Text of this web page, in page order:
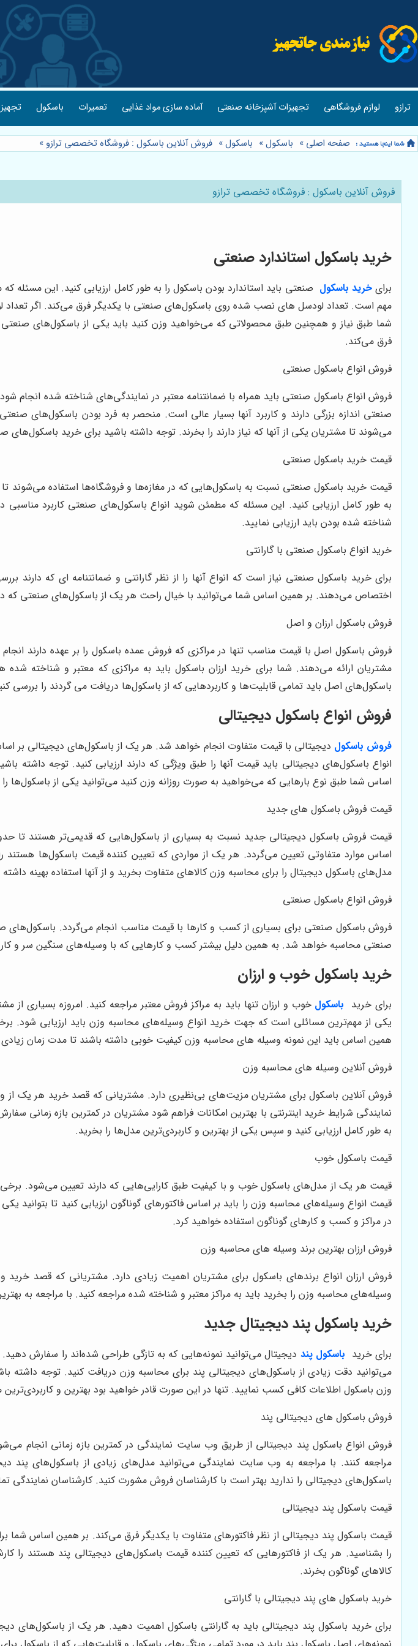
ترازو لوازم فروشگاهی تجهیزات آشپزخانه صنعتی آماده سازی مواد غذایی تعمیرات باسکول
صفحه اصلی » باسکول» باسکول» فروش آنلاین باسکول : فروشگاه تخصصی ترازو »
فروش آنلاین باسکول : فروشگاه تخصصی ترازو
خرید باسکول استاندارد صنعتی
برای خرید باسکول صنعتی باید استاندارد بودن باسکول را به طور کامل ارزیابی کنید. این
مهم است. تعداد لودسل ‌های نصب شده روی باسکول‌های صنعتی با یکدیگر فرق می‌کند. اگر تعداد
شما طبق نیاز و همچنین طبق محصولاتی که می‌خواهید وزن کنید باید یکی از باسکول‌های
فرق می‌کند.
فروش انواع باسکول صنعتی
فروش انواع باسکول صنعتی باید همراه با ضمانتنامه معتبر در نمایندگی‌های شناخته شده
صنعتی اندازه بزرگی دارند و کاربرد آنها بسیار عالی است. منحصر به فرد بودن باسکول‌های
می‌شوند تا مشتریان یکی از آنها که نیاز دارند را بخرند. توجه داشته باشید برای خرید
قیمت خرید باسکول صنعتی
قیمت خرید باسکول صنعتی نسبت به باسکول‌هایی که در مغازه‌ها و فروشگاه‌ها استفاده می‌شوند
به طور کامل ارزیابی کنید. این مسئله که مطمئن شوید انواع باسکول‌های صنعتی کاربرد
شناخته شده بودن باید ارزیابی نمایید.
خرید انواع باسکول صنعتی با گارانتی
برای خرید باسکول صنعتی نیاز است که انواع آنها را از نظر گارانتی و ضمانتنامه ‌ای که دارند
اختصاص می‌دهند. بر همین اساس شما می‌توانید با خیال راحت هر یک از باسکول‌های صنعتی که
فروش باسکول ارزان و اصل
فروش باسکول اصل با قیمت مناسب تنها در مراکزی که فروش عمده باسکول را بر عهده دارند
مشتریان ارائه می‌دهند. شما برای خرید ارزان باسکول باید به مراکزی که معتبر و شناخته
باسکول‌های اصل باید تمامی قابلیت‌ها و کاربردهایی که از باسکول‌ها دریافت می گردند را بررسی
فروش انواع باسکول دیجیتالی
فروش باسکول دیجیتالی با قیمت متفاوت انجام خواهد شد. هر یک از باسکول‌های دیجیتالی بر
انواع باسکول‌های دیجیتالی باید قیمت آنها را طبق ویژگی که دارند ارزیابی کنید. توجه
اساس شما طبق نوع بارهایی که می‌خواهید به صورت روزانه وزن کنید می‌توانید یکی از باسکول‌ها
قیمت فروش باسکول های جدید
قیمت فروش باسکول دیجیتالی جدید نسبت به بسیاری از باسکول‌هایی که قدیمی‌تر هستند تا
اساس موارد متفاوتی تعیین می‌گردد. هر یک از مواردی که تعیین کننده قیمت باسکول‌ها هستند
مدل‌های باسکول دیجیتال را برای محاسبه وزن کالاهای متفاوت بخرید و از آنها استفاده بهینه
فروش انواع باسکول صنعتی
فروش باسکول صنعتی برای بسیاری از کسب و کارها با قیمت مناسب انجام می‌گردد.
صنعتی محاسبه خواهد شد. به همین دلیل بیشتر کسب و کارهایی که با وسیله‌های سنگین سر و کار
خرید باسکول خوب و ارزان
برای خرید باسکول خوب و ارزان تنها باید به مراکز فروش معتبر مراجعه کنید. امروزه بسیاری
یکی از مهم‌ترین مسائلی است که جهت خرید انواع وسیله‌های محاسبه وزن باید ارزیابی شود.
همین اساس باید این نمونه وسیله ‌های محاسبه وزن کیفیت خوبی داشته باشند تا مدت زمان زیادی
فروش آنلاین وسیله های محاسبه وزن
فروش آنلاین باسکول برای مشتریان مزیت‌های بی‌نظیری دارد. مشتریانی که قصد خرید هر یک
نمایندگی شرایط خرید اینترنتی با بهترین امکانات فراهم شود مشتریان در کمترین بازه زمانی
به طور کامل ارزیابی کنید و سپس یکی از بهترین و کاربردی‌ترین مدل‌ها را بخرید.
قیمت باسکول خوب
قیمت هر یک از مدل‌های باسکول خوب و با کیفیت طبق کارایی‌هایی که دارند تعیین می‌شود. برخی
قیمت انواع وسیله‌های محاسبه وزن را باید بر اساس فاکتورهای گوناگون ارزیابی کنید تا
در مراکز و کسب و کارهای گوناگون استفاده خواهید کرد.
فروش ارزان بهترین برند وسیله های محاسبه وزن
فروش ارزان انواع برندهای باسکول برای مشتریان اهمیت زیادی دارد. مشتریانی که قصد خرید
وسیله‌های محاسبه وزن را بخرید باید به مراکز معتبر و شناخته شده مراجعه کنید. با مراجعه به
خرید باسکول پند دیجیتال جدید
برای خرید باسکول پند دیجیتال می‌توانید نمونه‌هایی که به تازگی طراحی شده‌اند را سفارش
می‌توانید دقت زیادی از باسکول‌های دیجیتالی پند برای محاسبه وزن دریافت کنید. توجه
وزن باسکول اطلاعات کافی کسب نمایید. تنها در این صورت قادر خواهید بود بهترین و
فروش باسکول های دیجیتالی پند
فروش انواع باسکول پند دیجیتالی از طریق وب سایت نمایندگی در کمترین بازه زمانی انجام
مراجعه کنند. با مراجعه به وب سایت نمایندگی می‌توانید مدل‌های زیادی از باسکول‌های پند
باسکول‌های دیجیتالی را ندارید بهتر است با کارشناسان فروش مشورت کنید. کارشناسان
قیمت باسکول پند دیجیتالی
قیمت باسکول پند دیجیتالی از نظر فاکتورهای متفاوت با یکدیگر فرق می‌کند. بر همین اساس شما
را بشناسید. هر یک از فاکتورهایی که تعیین کننده قیمت باسکول‌های دیجیتالی پند هستند را
کالاهای گوناگون بخرند.
خرید باسکول های پند دیجیتالی با گارانتی
برای خرید باسکول پند دیجیتالی باید به گارانتی باسکول اهمیت دهید. هر یک از باسکول‌های